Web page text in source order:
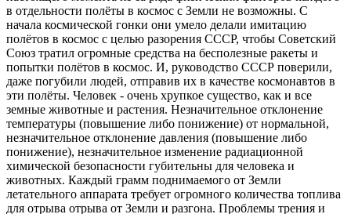
в отдельности полёты в космос с Земли не возможны. С
начала космической гонки они умело делали имитацию
полётов в космос с целью разорения СССР, чтобы Советский
Союз тратил огромные средства на бесполезные ракеты и
попытки полётов в космос. И, руководство СССР поверили,
даже погубили людей, отправив их в качестве космонавтов в
эти полёты. Человек - очень хрупкое существо, как и все
земные животные и растения. Незначительное отклонение
температуры (повышение либо понижение) от нормальной,
незначительное отклонение давления (повышение либо
понижение), незначительное изменение радиационной
химической безопасности губительны для человека и
животных. Каждый грамм поднимаемого от Земли
летательного аппарата требует огромного количества топлива
для отрыва отрыва от Земли и разгона. Проблемы трения и